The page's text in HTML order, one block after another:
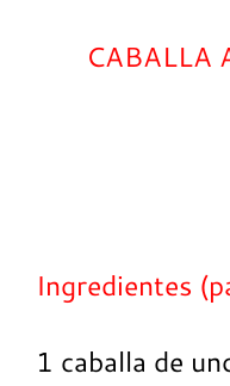
CABALLA
Ingredientes
1 caballa de